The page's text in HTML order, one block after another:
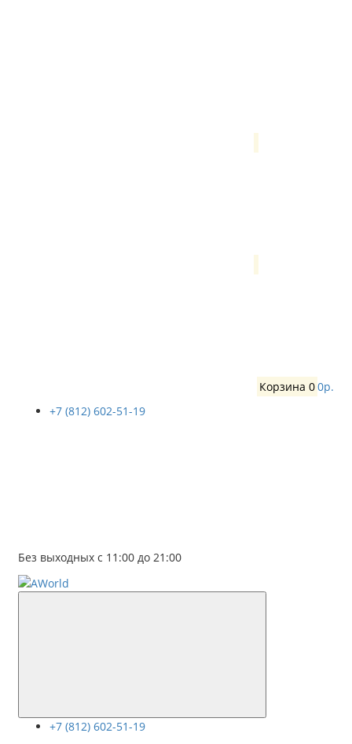
Корзина 00р.
+7 (812) 602-51-19
Без выходных с 11:00 до 21:00
+7 (812) 602-51-19